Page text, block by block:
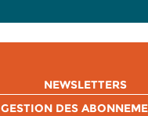
NEWSLETTERS
GESTION DES